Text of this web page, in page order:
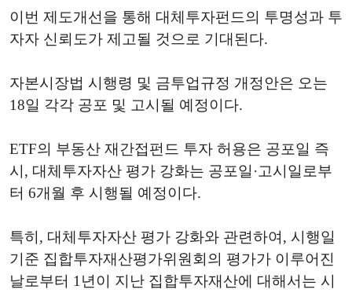
이번 제도개선을 통해 대체투자펀드의 투명성과 투
자자 신뢰도가 제고될 것으로 기대된다.
자본시장법 시행령 및 금투업규정 개정안은 오는
18일 각각 공포 및 고시될 예정이다.
ETF의 부동산 재간접펀드 투자 허용은 공포일 즉
시, 대체투자자산 평가 강화는 공포일·고시일로부
터 6개월 후 시행될 예정이다.
특히, 대체투자자산 평가 강화와 관련하여, 시행일
기준 집합투자재산평가위원회의 평가가 이루어진
날로부터 1년이 지난 집합투자재산에 대해서는 시